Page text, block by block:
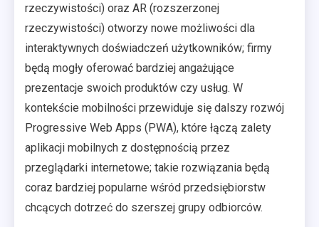
rzeczywistości) oraz AR (rozszerzonej
rzeczywistości) otworzy nowe możliwości dla
interaktywnych doświadczeń użytkowników; firmy
będą mogły oferować bardziej angażujące
prezentacje swoich produktów czy usług. W
kontekście mobilności przewiduje się dalszy rozwój
Progressive Web Apps (PWA), które łączą zalety
aplikacji mobilnych z dostępnością przez
przeglądarki internetowe; takie rozwiązania będą
coraz bardziej popularne wśród przedsiębiorstw
chcących dotrzeć do szerszej grupy odbiorców.